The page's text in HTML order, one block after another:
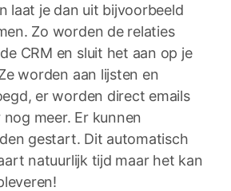
laat je dan uit bijvoorbeeld
Zo worden de relaties
CRM en sluit het aan op je
worden aan lijsten en
er worden direct emails
meer. Er kunnen
gestart. Dit automatisch
natuurlijk tijd maar het kan